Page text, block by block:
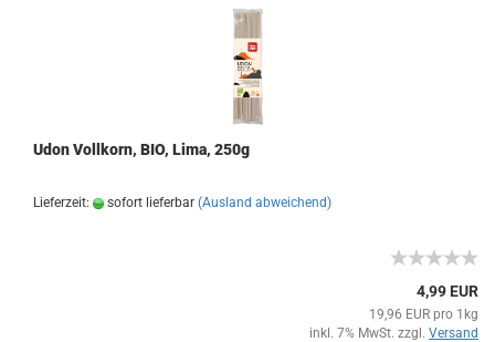
Udon Vollkorn, BIO, Lima, 250g
Lieferzeit: sofort lieferbar (Ausland abweichend)
4,99 EUR
19,96 EUR pro 1kg
inkl. 7% MwSt. zzgl. Versand